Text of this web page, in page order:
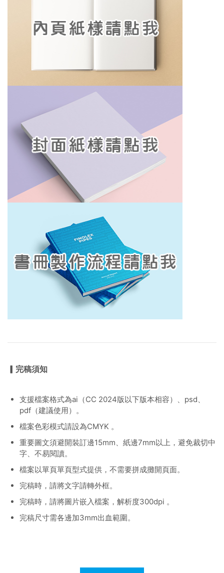
▎完稿須知
支援檔案格式為ai（CC 2024版以下版本相容）、psd、
pdf（建議使用）。
檔案色彩模式請設為CMYK 。
重要圖文須避開裝訂邊15mm、紙邊7mm以上，避免裁切中
字、不易閱讀。
檔案以單頁單頁型式提供，不需要拼成攤開頁面。
完稿時，請將文字請轉外框。
完稿時，請將圖片嵌入檔案，解析度300dpi 。
完稿尺寸需各邊加3mm出血範圍。